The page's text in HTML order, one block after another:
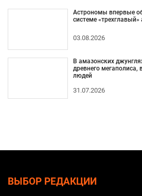
Астрономы впервые
системе «трехглавый»
03.08.2026
В амазонских
древнего
людей
31.07.2026
ВЫБОР РЕДАКЦИИ